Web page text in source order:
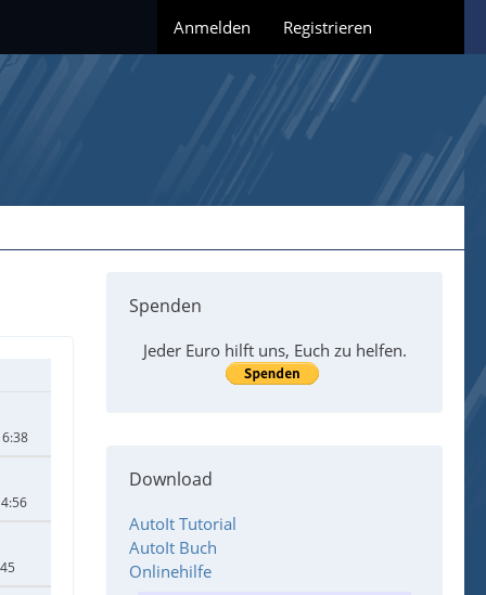
Anmelden Registrieren
Spenden
Jeder Euro hilft uns, Euch zu helfen.
Download
AutoIt Tutorial
AutoIt Buch
Onlinehilfe